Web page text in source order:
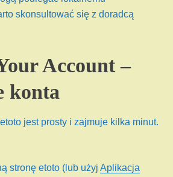
skonsultować się z doradcą
Account –
konta
jest prosty i zajmuje kilka minut.
stronę etoto (lub użyj Aplikacja